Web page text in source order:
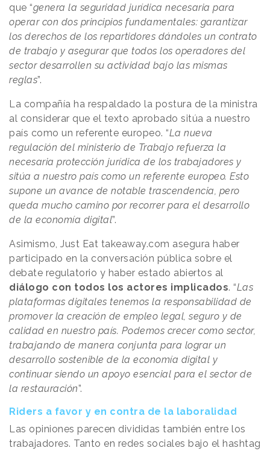
que “genera la seguridad jurídica necesaria para
operar con dos principios fundamentales: garantizar
los derechos de los repartidores dándoles un contrato
de trabajo y asegurar que todos los operadores del
sector desarrollen su actividad bajo las mismas
reglas”.
La compañía ha respaldado la postura de la ministra
al considerar que el texto aprobado sitúa a nuestro
país como un referente europeo. “La nueva
regulación del ministerio de Trabajo refuerza la
necesaria protección jurídica de los trabajadores y
sitúa a nuestro país como un referente europeo. Esto
supone un avance de notable trascendencia, pero
queda mucho camino por recorrer para el desarrollo
de la economía digital”.
Asimismo, Just Eat takeaway.com asegura haber
participado en la conversación pública sobre el
debate regulatorio y haber estado abiertos al
diálogo con todos los actores implicados. “Las
plataformas digitales tenemos la responsabilidad de
promover la creación de empleo legal, seguro y de
calidad en nuestro país. Podemos crecer como sector,
trabajando de manera conjunta para lograr un
desarrollo sostenible de la economía digital y
continuar siendo un apoyo esencial para el sector de
la restauración”.
Riders a favor y en contra de la laboralidad
Las opiniones parecen divididas también entre los
trabajadores. Tanto en redes sociales bajo el hashtag